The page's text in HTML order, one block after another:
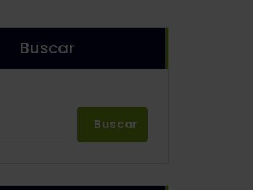
Buscar
Buscar